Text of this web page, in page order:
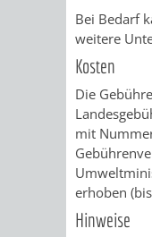
Bei Bedarf
weitere
Kosten
Die
mit
erhoben
Hinweise